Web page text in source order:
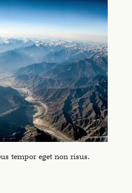
tempor eget non risus.